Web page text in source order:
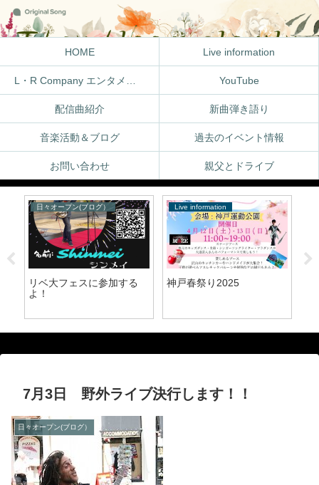
HOME Live information
YouTube
配信曲紹介 新曲弾き語り
音楽活動＆ブログ 過去のイベント情報
お問い合わせ 親父とドライブ
日々オープン(ブログ）
リベ大フェスに参加する
よ！
Live information
神戸春祭り2025
7月3日 野外ライブ決行します！！
日々オープン(ブログ）